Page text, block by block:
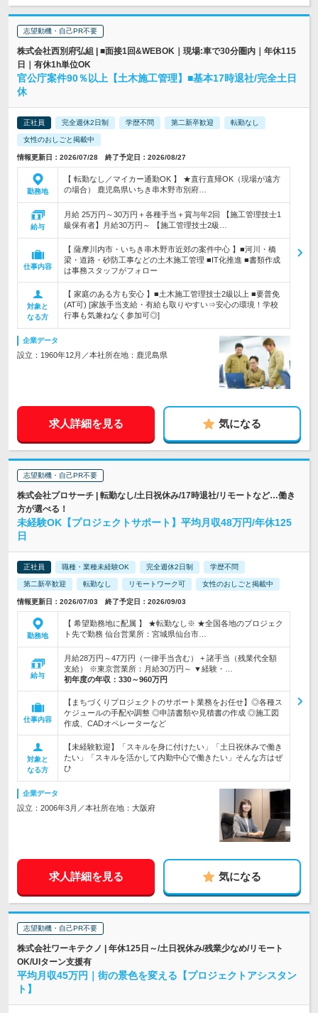
志望動機・自己PR不要
株式会社西別府弘組 | ■面接1回&WEBOK｜現場:車で30分圏内｜年休115
日｜有休1h単位OK
官公庁案件90％以上【土木施工管理】■基本17時退社/完全土日
休
正社員 完全週休2日制 学歴不問 第二新卒歓迎 転勤なし
女性のおしごと掲載中
情報更新日：2026/07/28 終了予定日：2026/08/27
勤務地
【 転勤なし／マイカー通勤OK 】 ★直行直帰OK（現場が遠方
の場合） 鹿児島県いちき串木野市別府…
給与
月給 25万円～30万円＋各種手当＋賞与年2回 【施工管理技士1
級保有者】月給30万円～ 【施工管理技士2級…
仕事内容
【 薩摩川内市・いちき串木野市近郊の案件中心 】■河川・橋
梁・道路・砂防工事などの土木施工管理 ■IT化推進 ■書類作成
は事務スタッフがフォロー
対象と
なる方
【 家庭のある方も安心 】■土木施工管理技士2級以上 ■要普免
(AT可) [家族手当支給・有給も取りやすい⇒安心の環境！学校
行事も気兼ねなく参加可◎]
企業データ
設立：1960年12月／本社所在地：鹿児島県
求人詳細を見る 気になる
志望動機・自己PR不要
株式会社プロサーチ | 転勤なし/土日祝休み/17時退社/リモートなど…働き
方が選べる！
未経験OK【プロジェクトサポート】平均月収48万円/年休125
日
正社員 職種・業種未経験OK 完全週休2日制 学歴不問
第二新卒歓迎 転勤なし リモートワーク可 女性のおしごと掲載中
情報更新日：2026/07/03 終了予定日：2026/09/03
勤務地
【 希望勤務地に配属 】 ★転勤なし※ ★全国各地のプロジェク
ト先で勤務 仙台営業所：宮城県仙台市…
給与
月給28万円～47万円（一律手当含む） + 諸手当（残業代全額
支給） ※東京営業所：月給30万円～ ▼経験・…
初年度の年収： 330～960万円
仕事内容
【まちづくりプロジェクトのサポート業務をお任せ】◎各種ス
ケジュールの手配や調整 ◎申請書類や見積書の作成 ◎施工図
作成、CADオペレーターなど
対象と
なる方
【未経験歓迎】「スキルを身に付けたい」「土日祝休みで働き
たい」「スキルを活かして内勤中心で働きたい」そんな方はぜ
ひ
企業データ
設立：2006年3月／本社所在地：大阪府
求人詳細を見る 気になる
志望動機・自己PR不要
株式会社ワーキテクノ | 年休125日～/土日祝休み/残業少なめ/リモート
OK/UIターン支援有
平均月収45万円｜街の景色を変える【プロジェクトアシスタン
ト】